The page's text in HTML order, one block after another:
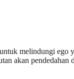
melindungi ego
akan pendedahan